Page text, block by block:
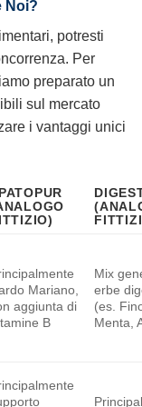
Noi?
potresti
Per
preparato un
sul mercato
i vantaggi unici
Mariano,
aggiunta di
B
Mix
erbe
(es.
Menta,